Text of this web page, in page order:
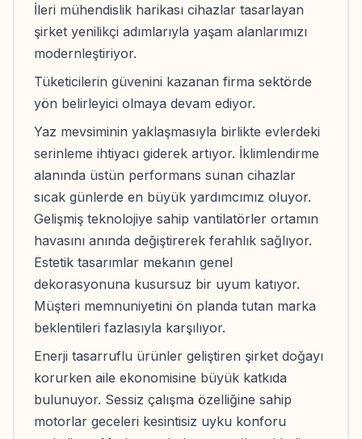
İleri mühendislik harikası cihazlar tasarlayan
şirket yenilikçi adımlarıyla yaşam alanlarımızı
modernleştiriyor.
Tüketicilerin güvenini kazanan firma sektörde
yön belirleyici olmaya devam ediyor.
Yaz mevsiminin yaklaşmasıyla birlikte evlerdeki
serinleme ihtiyacı giderek artıyor. İklimlendirme
alanında üstün performans sunan cihazlar
sıcak günlerde en büyük yardımcımız oluyor.
Gelişmiş teknolojiye sahip vantilatörler ortamın
havasını anında değiştirerek ferahlık sağlıyor.
Estetik tasarımlar mekanın genel
dekorasyonuna kusursuz bir uyum katıyor.
Müşteri memnuniyetini ön planda tutan marka
beklentileri fazlasıyla karşılıyor.
Enerji tasarruflu ürünler geliştiren şirket doğayı
korurken aile ekonomisine büyük katkıda
bulunuyor. Sessiz çalışma özelliğine sahip
motorlar geceleri kesintisiz uyku konforu